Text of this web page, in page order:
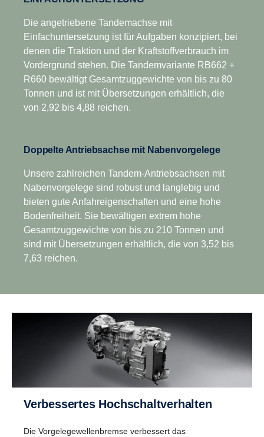
Fahreigenschaften
Bessere Fahreigenschaften ergeben sich aus der
breiteren Gangspreizung einschließlich Super-
Kriechgang (Crawler) und Overdrive, passend zur
Scania Philosophie des Niederdrehzahlmotors.
Die angetriebene Tandemachse mit
Einfachuntersetzung ist für Aufgaben konzipiert, bei
denen die Traktion und der Kraftstoffverbrauch im
Vordergrund stehen. Die Tandemvariante RB662 +
R660 bewältigt Gesamtzuggewichte von bis zu 80
Tonnen und ist mit Übersetzungen erhältlich, die
von 2,92 bis 4,88 reichen.
Doppelte Antriebsachse mit Nabenvorgelege
Unsere zahlreichen Tandem-Antriebsachsen mit
Nabenvorgelege sind robust und langlebig und
bieten gute Anfahreigenschaften und eine hohe
Bodenfreiheit. Sie bewältigen extrem hohe
Gesamtzuggewichte von bis zu 210 Tonnen und
sind mit Übersetzungen erhältlich, die von 3,52 bis
7,63 reichen.
Verbessertes Hochschaltverhalten
Die Vorgelegewellenbremse verbessert das